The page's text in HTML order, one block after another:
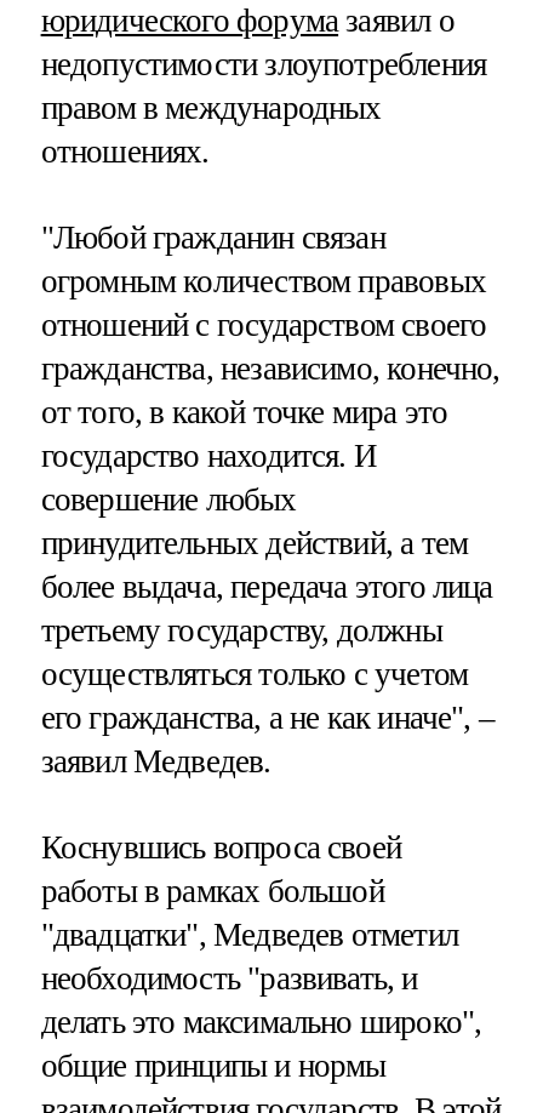
юридического форума заявил о
недопустимости злоупотребления
правом в международных
отношениях.
"Любой гражданин связан
огромным количеством правовых
отношений с государством своего
гражданства, независимо, конечно,
от того, в какой точке мира это
государство находится. И
совершение любых
принудительных действий, а тем
более выдача, передача этого лица
третьему государству, должны
осуществляться только с учетом
его гражданства, а не как иначе", –
заявил Медведев.
Коснувшись вопроса своей
работы в рамках большой
"двадцатки", Медведев отметил
необходимость "развивать, и
делать это максимально широко",
общие принципы и нормы